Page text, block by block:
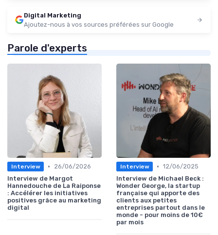
Digital Marketing
Ajoutez-nous à vos sources préférées sur Google
Parole d'experts
Interview •
26/06/2026
Interview de Margot
Hannedouche de La Raiponse
: Accélérer les initiatives
positives grâce au marketing
digital
Interview • 12/06/2025
Interview de Michael Beck :
Wonder George, la startup
française qui apporte des
clients aux petites
entreprises partout dans le
monde - pour moins de 10€
par mois